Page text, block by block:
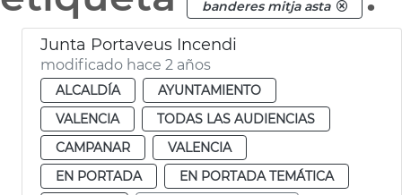
banderes mitja asta
Junta Portaveus Incendi
modificado hace 2 años
ALCALDÍA
AYUNTAMIENTO
VALENCIA
TODAS LAS AUDIENCIAS
CAMPANAR
VALENCIA
EN PORTADA
EN PORTADA TEMÁTICA